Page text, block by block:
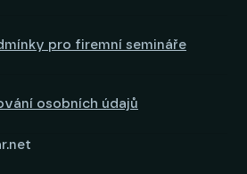
pro firemní semináře
osobních údajů